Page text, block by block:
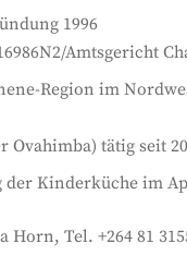
1996
Amtsgericht
Region im
Ovahimba) tätig seit
der Kinderküche im
Horn, Tel. +264 81